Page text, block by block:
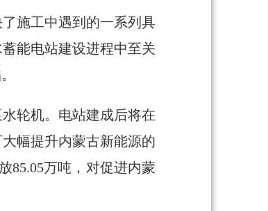
施工中遇到的一系列具
能电站建设进程中至关
轮机。电站建成后将在
幅提升内蒙古新能源的
85.05万吨，对促进内蒙